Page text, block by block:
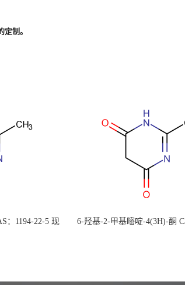
制。
：1194-22-5 现
6-羟基-2-甲基嘧啶-4(3H)-酮